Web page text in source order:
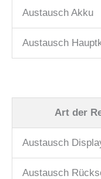
Austausch Akku
Austausch
Art der
Austausch
Austausch